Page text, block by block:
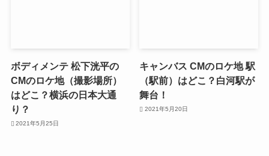
ボディメンテ 松下洸平の
CMのロケ地（撮影場所）
はどこ？横浜の日本大通
り？
2021年5月25日
キャンバス CMのロケ地 駅
（駅前）はどこ？白河駅が
舞台！
2021年5月20日